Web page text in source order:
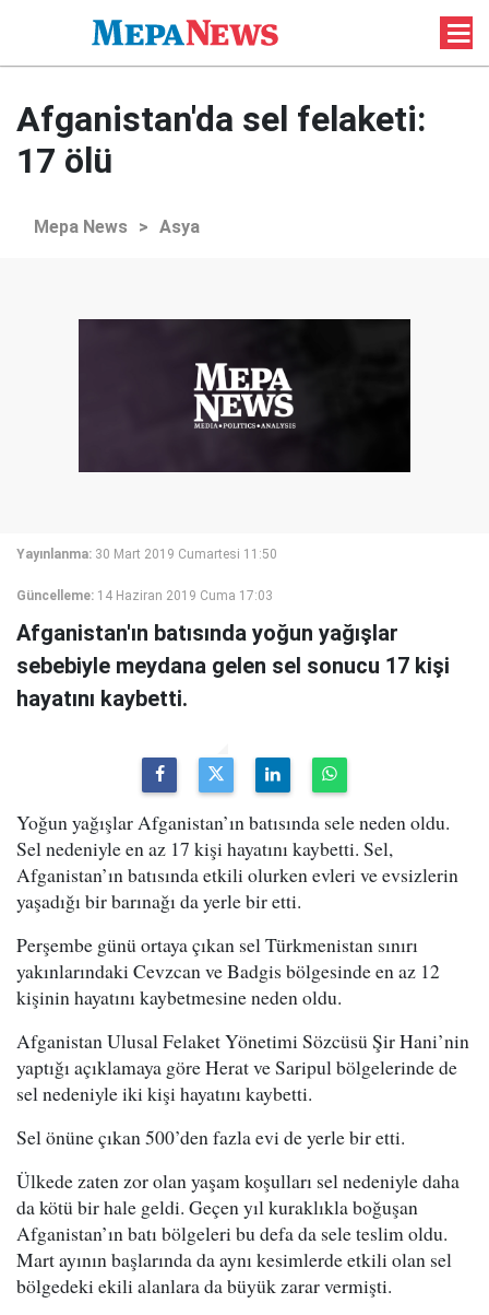
Afganistan'da sel felaketi:
17 ölü
Mepa News > Asya
Yayınlanma: 30 Mart 2019 Cumartesi 11:50
Güncelleme: 14 Haziran 2019 Cuma 17:03
Afganistan'ın batısında yoğun yağışlar
sebebiyle meydana gelen sel sonucu 17 kişi
hayatını kaybetti.
Yoğun yağışlar Afganistan’ın batısında sele neden oldu.
Sel nedeniyle en az 17 kişi hayatını kaybetti. Sel,
Afganistan’ın batısında etkili olurken evleri ve evsizlerin
yaşadığı bir barınağı da yerle bir etti.
Perşembe günü ortaya çıkan sel Türkmenistan sınırı
yakınlarındaki Cevzcan ve Badgis bölgesinde en az 12
kişinin hayatını kaybetmesine neden oldu.
Afganistan Ulusal Felaket Yönetimi Sözcüsü Şir Hani’nin
yaptığı açıklamaya göre Herat ve Saripul bölgelerinde de
sel nedeniyle iki kişi hayatını kaybetti.
Sel önüne çıkan 500’den fazla evi de yerle bir etti.
Ülkede zaten zor olan yaşam koşulları sel nedeniyle daha
da kötü bir hale geldi. Geçen yıl kuraklıkla boğuşan
Afganistan’ın batı bölgeleri bu defa da sele teslim oldu.
Mart ayının başlarında da aynı kesimlerde etkili olan sel
bölgedeki ekili alanlara da büyük zarar vermişti.